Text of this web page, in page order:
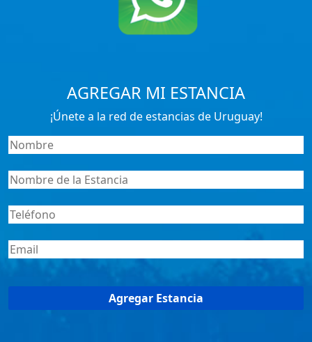
AGREGAR MI ESTANCIA
¡Únete a la red de estancias de Uruguay!